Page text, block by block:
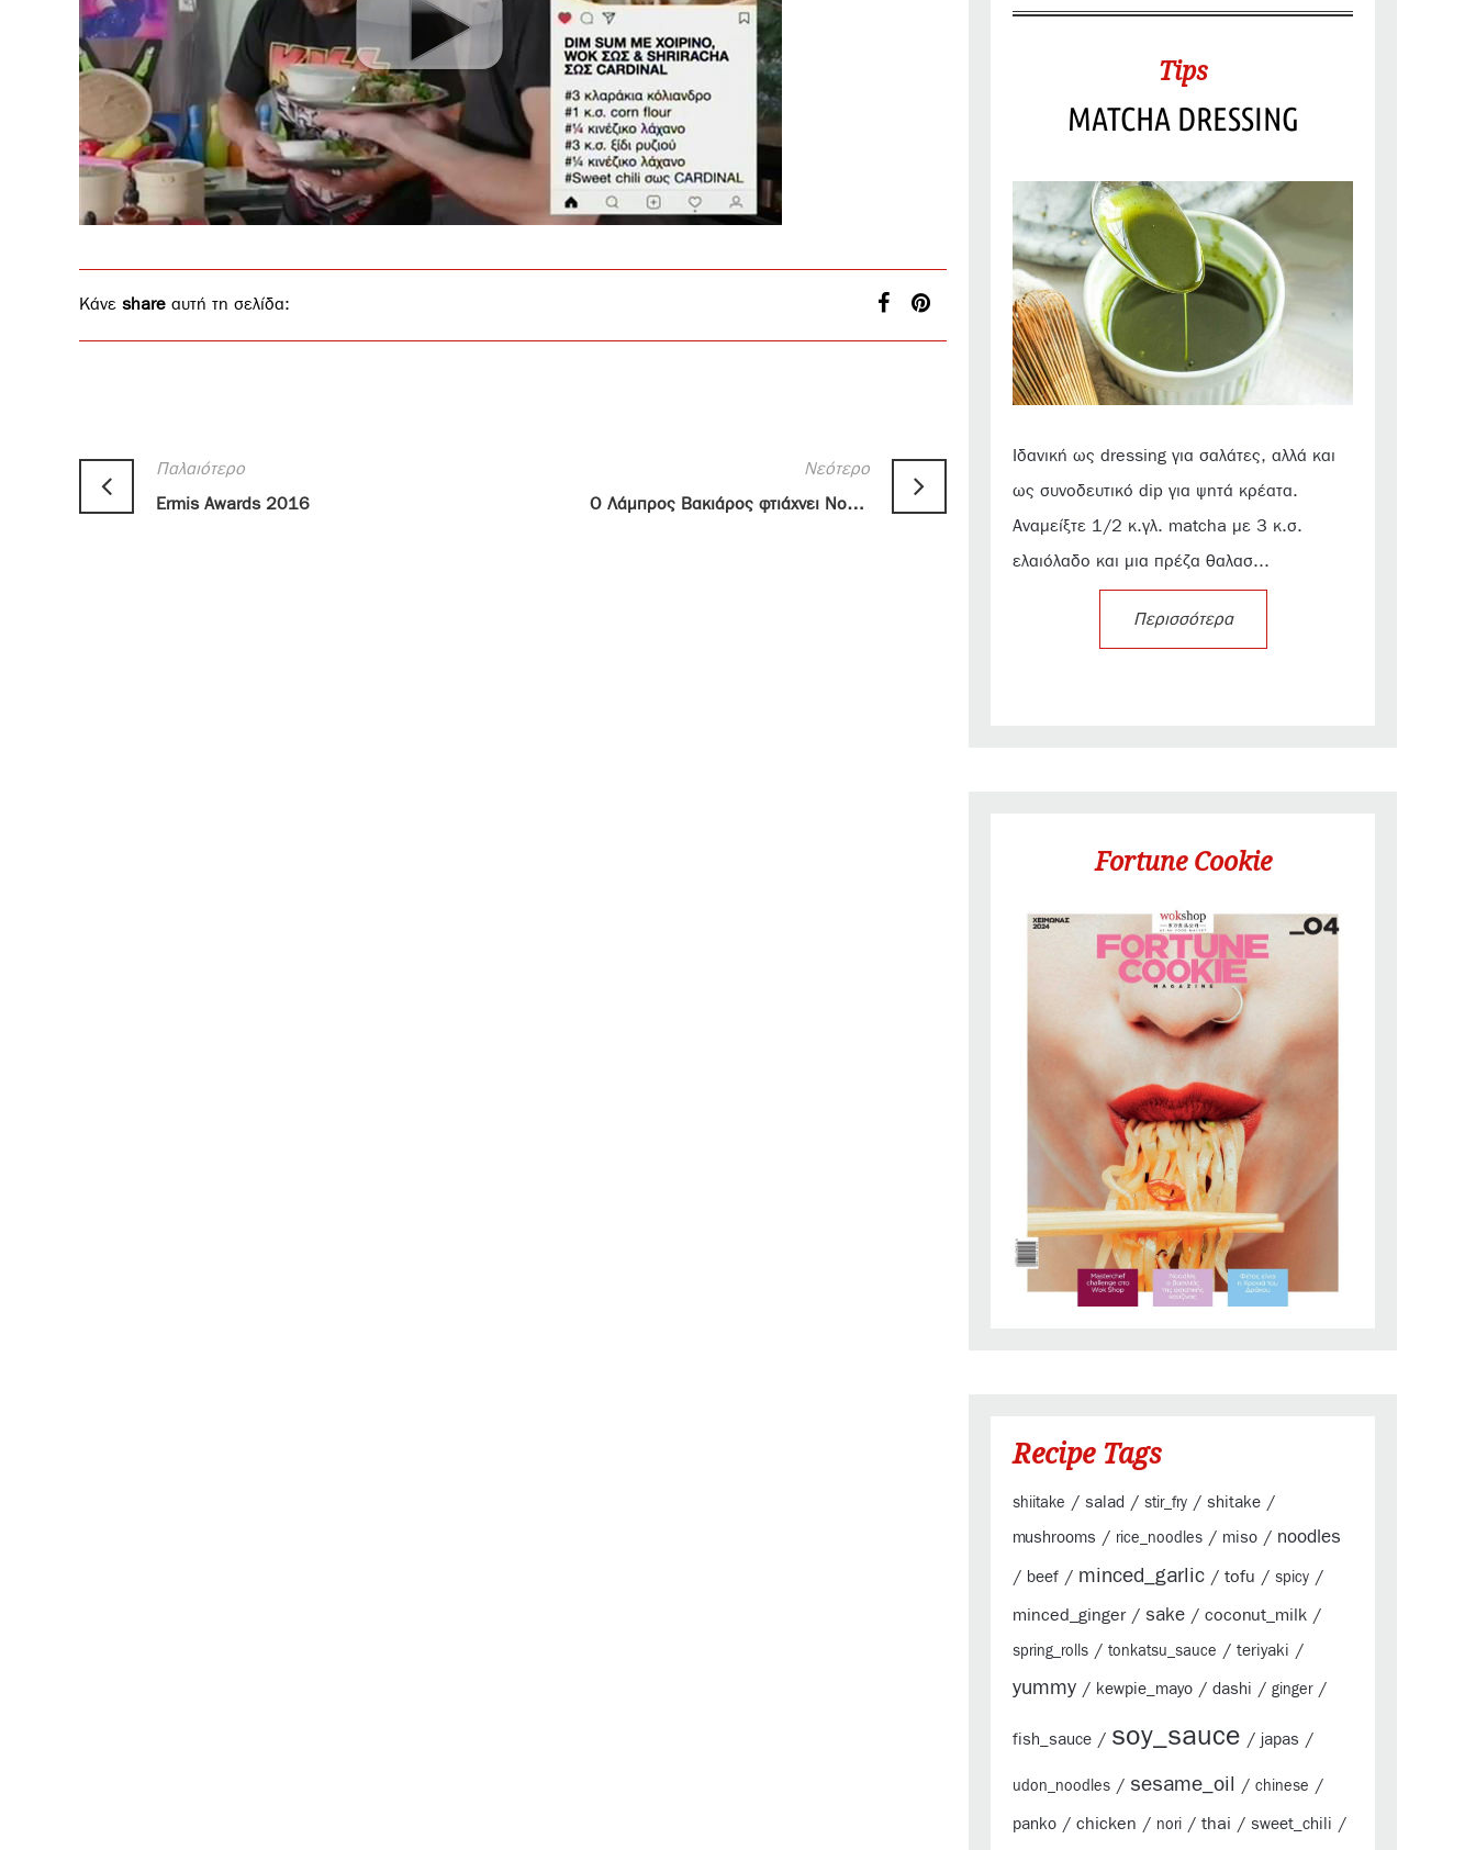
Κάνε share αυτή τη σελίδα:
Παλαιότερο
Ermis Awards 2016
Νεότερο
O Λάμπρος Βακιάρος φτιάχνει Noodles Stir Fry με την Cardinal Wok Sauce
Tips
MATCHA DRESSING
Ιδανική ως dressing για σαλάτες, αλλά και
ως συνοδευτικό dip για ψητά κρέατα.
Αναμείξτε 1/2 κ.γλ. matcha με 3 κ.σ.
ελαιόλαδο και μια πρέζα θαλασ...
Περισσότερα
Fortune Cookie
Recipe Tags
shiitake / salad / stir_fry / shitake /
mushrooms / rice_noodles / miso / noodles
/ beef / minced_garlic / tofu / spicy /
minced_ginger/ sake / coconut_milk /
spring_rolls / tonkatsu_sauce / teriyaki /
yummy / kewpie_mayo / dashi / ginger/
fish_sauce / soy_sauce / japas /
udon_noodles / sesame_oil / chinese /
panko / chicken / nori / thai / sweet_chili /